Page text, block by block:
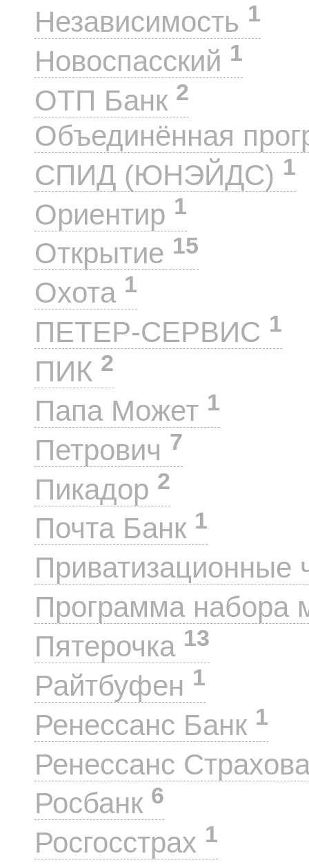
Независимость 1
Новоспасский 1
ОТП Банк 2
Объединённая
СПИД (ЮНЭЙДС) 1
Ориентир 1
Открытие 15
Охота 1
ПЕТЕР-СЕРВИС 1
ПИК 2
Папа Может 1
Петрович 7
Пикадор 2
Почта Банк 1
Приватизационные
Программа набора
Пятерочка 13
Райтбуфен 1
Ренессанс Банк 1
Ренессанс
Росбанк 6
Росгосстрах 1